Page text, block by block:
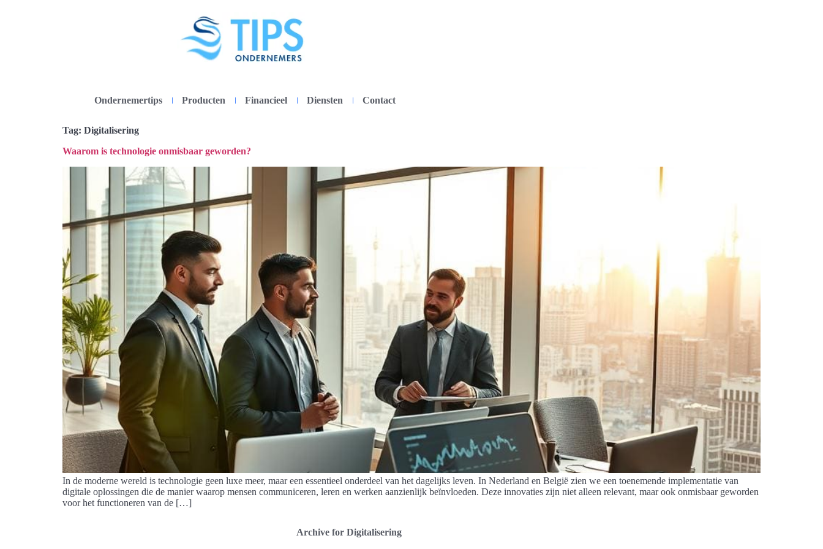
Ondernemertips Producten Financieel Diensten Contact
Tag: Digitalisering
Waarom is technologie onmisbaar geworden?
In de moderne wereld is technologie geen luxe meer, maar een essentieel onderdeel van het dagelijks leven. In Nederland en België zien we een toenemende implementatie van
digitale oplossingen die de manier waarop mensen communiceren, leren en werken aanzienlijk beïnvloeden. Deze innovaties zijn niet alleen relevant, maar ook onmisbaar geworden
voor het functioneren van de […]
Archive for Digitalisering